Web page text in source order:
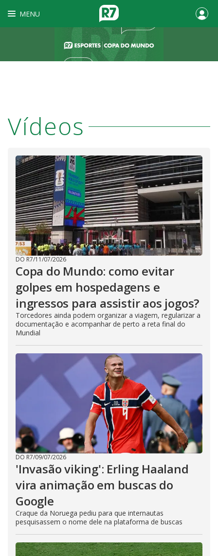
MENU
Vídeos
DO R7/11/07/2026
Copa do Mundo: como evitar
golpes em hospedagens e
ingressos para assistir aos jogos?
Torcedores ainda podem organizar a viagem, regularizar a
documentação e acompanhar de perto a reta final do
Mundial
DO R7/09/07/2026
'Invasão viking': Erling Haaland
vira animação em buscas do
Google
Craque da Noruega pediu para que internautas
pesquisassem o nome dele na plataforma de buscas